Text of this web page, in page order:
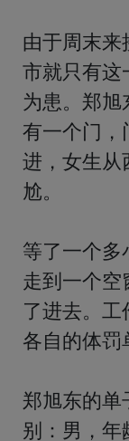
由于周末来
市就只有这
为患。郑
有一个门，
进，女生从
尬。
等了一个多
走到一个空
了进去。
各自的体罚
郑旭东的单
别：男，